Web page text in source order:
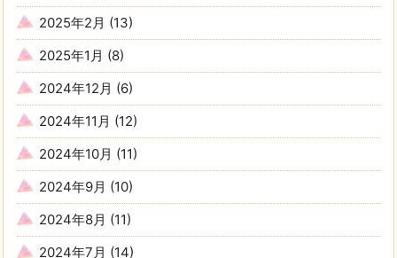
2025年2月 (13)
2025年1月 (8)
2024年12月 (6)
2024年11月 (12)
2024年10月 (11)
2024年9月 (10)
2024年8月 (11)
2024年7月 (14)